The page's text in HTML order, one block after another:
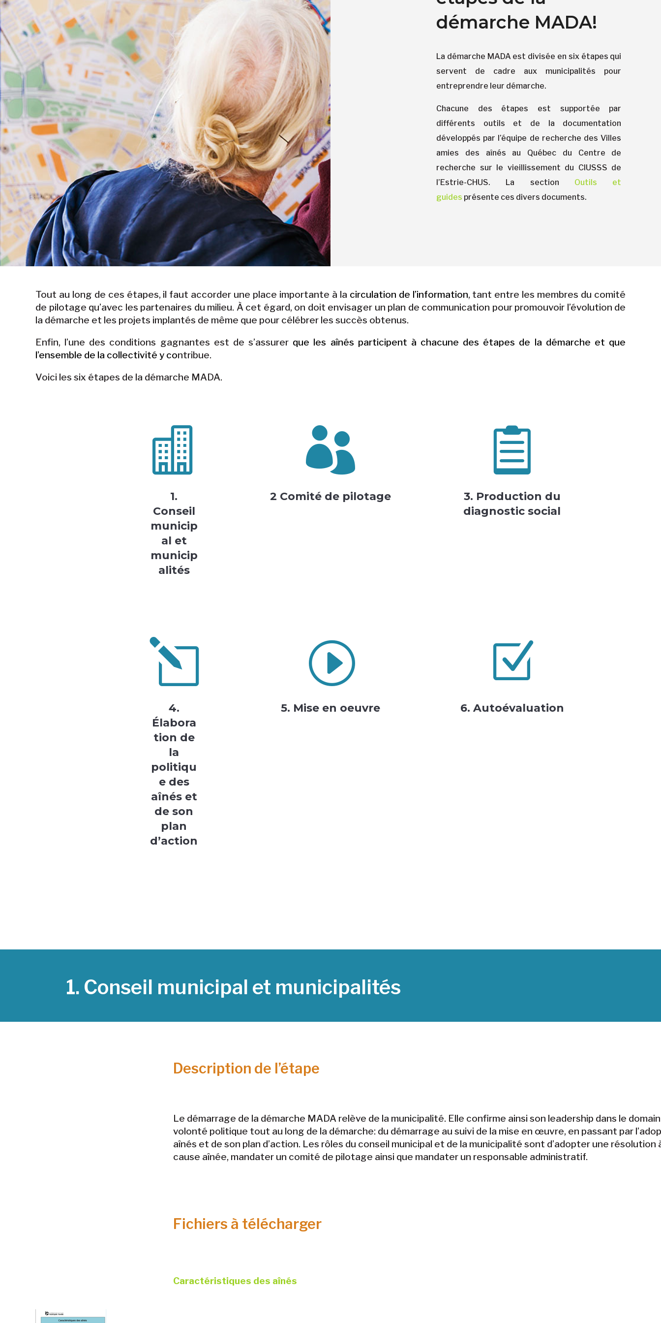
démarche MADA!
La démarche MADA est divisée en six étapes qui
servent de cadre aux municipalités pour
entreprendre leur démarche.
Chacune des étapes est supportée par
différents outils et de la documentation
développés par l’équipe de recherche des Villes
amies des aînés au Québec du Centre de
recherche sur le vieillissement du CIUSSS de
l’Estrie-CHUS. La section Outils et
guides présente ces divers documents.
Tout au long de ces étapes, il faut accorder une place importante à la circulation de l’information, tant entre les membres du comité
de pilotage qu’avec les partenaires du milieu. À cet égard, on doit envisager un plan de communication pour promouvoir l’évolution de
la démarche et les projets implantés de même que pour célébrer les succès obtenus.
Enfin, l’une des conditions gagnantes est de s’assurer que les aînés participent à chacune des étapes de la démarche et que
l’ensemble de la collectivité y contribue.
Voici les six étapes de la démarche MADA.

1.
Conseil
municip
al et
municip
alités

2 Comité de pilotage

3. Production du
diagnostic social
l
4.
Élabora
tion de
la
politiqu
e des
aînés et
de son
plan
d’action
I
5. Mise en oeuvre
Z
6. Autoévaluation
1. Conseil municipal et municipalités
Description de l’étape
Le démarrage de la démarche MADA relève de la municipalité. Elle confirme ainsi son leadership dans le
volonté politique tout au long de la démarche: du démarrage au suivi de la mise en œuvre, en passant par
aînés et de son plan d’action. Les rôles du conseil municipal et de la municipalité sont d’adopter une résolution
cause aînée, mandater un comité de pilotage ainsi que mandater un responsable administratif.
Fichiers à télécharger
Caractéristiques des aînés